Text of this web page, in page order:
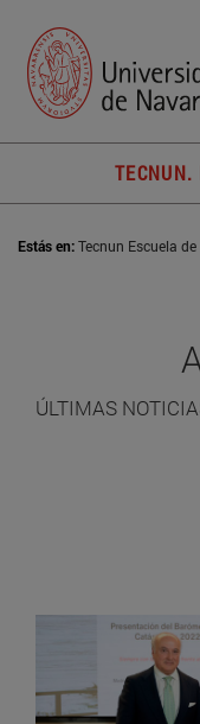
TECNUN.
Estás en:Tecnun Escuela
ÚLTIMAS